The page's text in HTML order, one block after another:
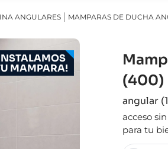
ANGULARES MAMPARAS DE DUCHA
MAMPARA!
(400)
angular
acceso
para tu